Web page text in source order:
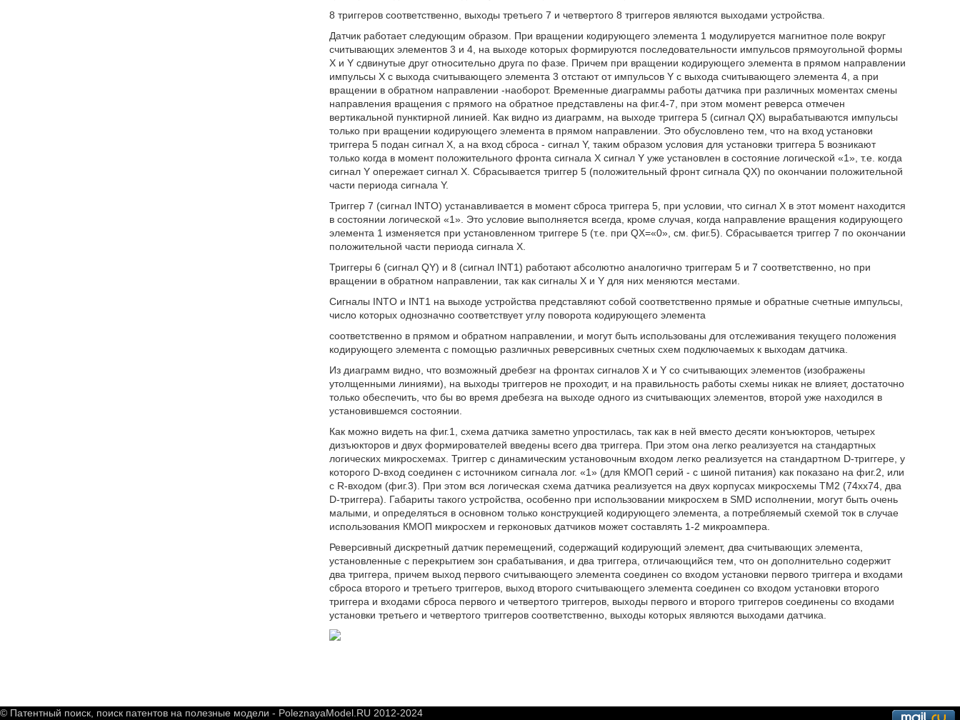
8 триггеров соответственно, выходы третьего 7 и четвертого 8 триггеров являются выходами устройства.
Датчик работает следующим образом. При вращении кодирующего элемента 1 модулируется магнитное поле вокруг
считывающих элементов 3 и 4, на выходе которых формируются последовательности импульсов прямоугольной формы
Х и Y сдвинутые друг относительно друга по фазе. Причем при вращении кодирующего элемента в прямом направлении
импульсы Х с выхода считывающего элемента 3 отстают от импульсов Y с выхода считывающего элемента 4, а при
вращении в обратном направлении -наоборот. Временные диаграммы работы датчика при различных моментах смены
направления вращения с прямого на обратное представлены на фиг.4-7, при этом момент реверса отмечен
вертикальной пунктирной линией. Как видно из диаграмм, на выходе триггера 5 (сигнал QX) вырабатываются импульсы
только при вращении кодирующего элемента в прямом направлении. Это обусловлено тем, что на вход установки
триггера 5 подан сигнал X, а на вход сброса - сигнал Y, таким образом условия для установки триггера 5 возникают
только когда в момент положительного фронта сигнала Х сигнал Y уже установлен в состояние логической «1», т.е. когда
сигнал Y опережает сигнал X. Сбрасывается триггер 5 (положительный фронт сигнала QX) по окончании положительной
части периода сигнала Y.
Триггер 7 (сигнал INTO) устанавливается в момент сброса триггера 5, при условии, что сигнал Х в этот момент находится
в состоянии логической «1». Это условие выполняется всегда, кроме случая, когда направление вращения кодирующего
элемента 1 изменяется при установленном триггере 5 (т.е. при QX=«0», см. фиг.5). Сбрасывается триггер 7 по окончании
положительной части периода сигнала X.
Триггеры 6 (сигнал QY) и 8 (сигнал INT1) работают абсолютно аналогично триггерам 5 и 7 соответственно, но при
вращении в обратном направлении, так как сигналы Х и Y для них меняются местами.
Сигналы INTO и INT1 на выходе устройства представляют собой соответственно прямые и обратные счетные импульсы,
число которых однозначно соответствует углу поворота кодирующего элемента
соответственно в прямом и обратном направлении, и могут быть использованы для отслеживания текущего положения
кодирующего элемента с помощью различных реверсивных счетных схем подключаемых к выходам датчика.
Из диаграмм видно, что возможный дребезг на фронтах сигналов Х и Y со считывающих элементов (изображены
утолщенными линиями), на выходы триггеров не проходит, и на правильность работы схемы никак не влияет, достаточно
только обеспечить, что бы во время дребезга на выходе одного из считывающих элементов, второй уже находился в
установившемся состоянии.
Как можно видеть на фиг.1, схема датчика заметно упростилась, так как в ней вместо десяти конъюкторов, четырех
дизъюкторов и двух формирователей введены всего два триггера. При этом она легко реализуется на стандартных
логических микросхемах. Триггер с динамическим установочным входом легко реализуется на стандартном D-триггере, у
которого D-вход соединен с источником сигнала лог. «1» (для КМОП серий - с шиной питания) как показано на фиг.2, или
с R-входом (фиг.3). При этом вся логическая схема датчика реализуется на двух корпусах микросхемы ТМ2 (74хх74, два
D-триггера). Габариты такого устройства, особенно при использовании микросхем в SMD исполнении, могут быть очень
малыми, и определяться в основном только конструкцией кодирующего элемента, а потребляемый схемой ток в случае
использования КМОП микросхем и герконовых датчиков может составлять 1-2 микроампера.
Реверсивный дискретный датчик перемещений, содержащий кодирующий элемент, два считывающих элемента,
установленные с перекрытием зон срабатывания, и два триггера, отличающийся тем, что он дополнительно содержит
два триггера, причем выход первого считывающего элемента соединен со входом установки первого триггера и входами
сброса второго и третьего триггеров, выход второго считывающего элемента соединен со входом установки второго
триггера и входами сброса первого и четвертого триггеров, выходы первого и второго триггеров соединены со входами
установки третьего и четвертого триггеров соответственно, выходы которых являются выходами датчика.
© Патентный поиск, поиск патентов на полезные модели - PoleznayaModel.RU 2012-2024